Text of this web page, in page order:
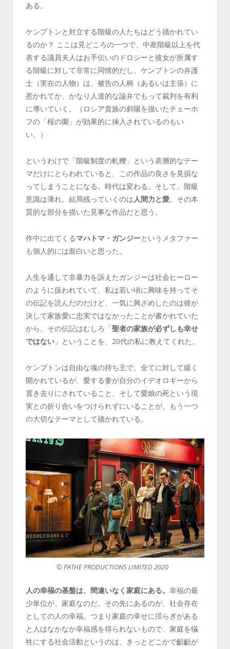
ある。
ケンプトンと対立する階級の人たちはどう描かれてい
るのか？ ここは見どころの一つで、中産階級以上を代
表する議員夫人はお手伝いのドロシーと彼女が所属す
る階級に対して非常に同情的だし、ケンプトンの弁護
士（実在の人物）は、被告の人柄（あるいは主張）に
惹かれてか、かなり人道的な論弁でもって裁判を有利
に導いていく。（ロシア貴族の斜陽を描いたチェーホ
フの「桜の園」が効果的に挿入されているのもい
い。）
というわけで「階級制度の軋轢」という表層的なテー
マだけにとらわれていると、この作品の良さを見損な
ってしまうことになる。時代は変わる。そして、階級
意識は薄れ、結局残っていくのは人間力と愛。その本
質的な部分を描いた見事な作品だと思う。
作中に出てくるマハトマ・ガンジーというメタファー
も個人的には面白いと思った。
人生を通して非暴力を訴えたガンジーは社会ヒーロー
のように扱われていて、私は若い頃に興味を持ってそ
の伝記を読んだのだけど、一気に興ざめしたのは彼が
決して家族愛に忠実ではなかったことが書かれていた
から。その伝記はむしろ「聖者の家族が必ずしも幸せ
ではない 」ということを、20代の私に教えてくれた。
ケンプトンは自由な魂の持ち主で、全てに対して緩く
開かれているが、愛する妻が自分のイデオロギーから
置き去りにされていること、そして愛娘の死という現
実との折り合いをつけられずにいることが、もう一つ
の大切なテーマとして描かれている。
© PATHE PRODUCTIONS LIMITED 2020
人の幸福の基盤は、間違いなく家庭にある。 幸福の最
少単位が、家庭なのだ。その先にあるのが、社会存在
としての人の幸福。つまり家庭の幸せに揺らぎがある
と人はなかなか幸福感を得られないもので、家庭を犠
牲にする社会活動というのは、きっとどこかで齟齬が